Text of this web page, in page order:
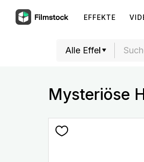
EFFEKTE
Mysteriöse